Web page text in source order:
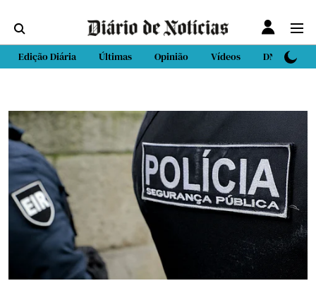
Edição Diária Últimas Opinião Vídeos DN Sport